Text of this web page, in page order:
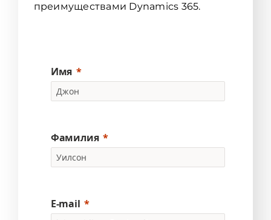
преимуществами Dynamics 365.
Имя
Фамилия
E-mail